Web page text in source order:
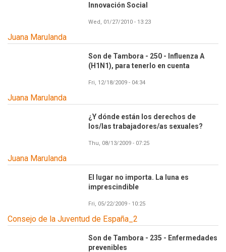
Innovación Social
Wed, 01/27/2010 - 13:23
Juana Marulanda
Son de Tambora - 250 - Influenza A
(H1N1), para tenerlo en cuenta
Fri, 12/18/2009 - 04:34
Juana Marulanda
¿Y dónde están los derechos de
los/las trabajadores/as sexuales?
Thu, 08/13/2009 - 07:25
Juana Marulanda
El lugar no importa. La luna es
imprescindible
Fri, 05/22/2009 - 10:25
Consejo de la Juventud de España_2
Son de Tambora - 235 - Enfermedades
prevenibles